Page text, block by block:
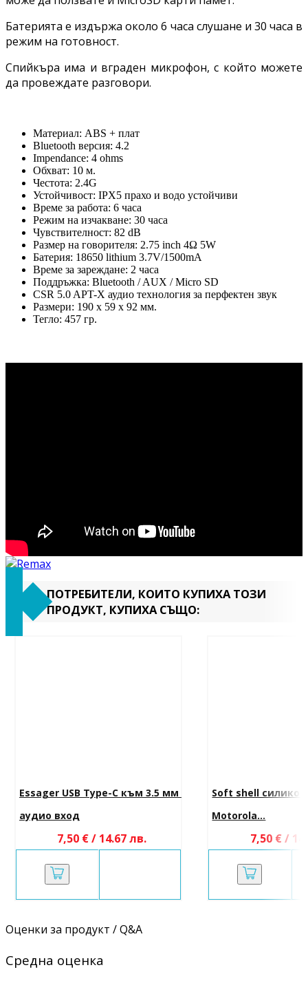
Батерията е издържа около 6 часа слушане и 30 часа в
режим на готовност.
Спийкъра има и вграден микрофон, с който можете
да провеждате разговори.
Материал: ABS + плат
Bluetooth версия: 4.2
Impendance: 4 ohms
Обхват: 10 м.
Честота: 2.4G
Устойчивост: IPX5 прахо и водо устойчиви
Време за работа: 6 часа
Режим на изчакване: 30 часа
Чувствителност: 82 dB
Размер на говорителя: 2.75 inch 4Ω 5W
Батерия: 18650 lithium 3.7V/1500mA
Време за зареждане: 2 часа
Поддръжка: Bluetooth / AUX / Micro SD
CSR 5.0 APT-X аудио технология за перфектен звук
Размери: 190 х 59 х 92 мм.
Тегло: 457 гр.
ПОТРЕБИТЕЛИ, КОИТО КУПИХА ТОЗИ
ПРОДУКТ, КУПИХА СЪЩО:
Essager USB Type-C към 3.5 мм
аудио вход
7,50 € / 14.67 лв.
Soft shell
Motorola...
7,50 € /
Оценки за продукт / Q&A
Средна оценка